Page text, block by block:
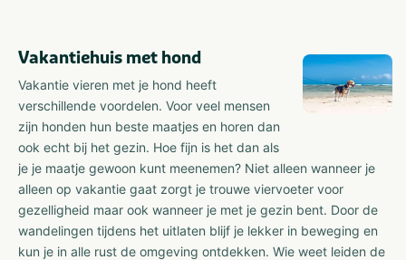
Vakantiehuis met hond
Vakantie vieren met je hond heeft
verschillende voordelen. Voor veel mensen
zijn honden hun beste maatjes en horen dan
ook echt bij het gezin. Hoe fijn is het dan als
je je maatje gewoon kunt meenemen? Niet alleen wanneer je
alleen op vakantie gaat zorgt je trouwe viervoeter voor
gezelligheid maar ook wanneer je met je gezin bent. Door de
wandelingen tijdens het uitlaten blijf je lekker in beweging en
kun je in alle rust de omgeving ontdekken. Wie weet leiden de